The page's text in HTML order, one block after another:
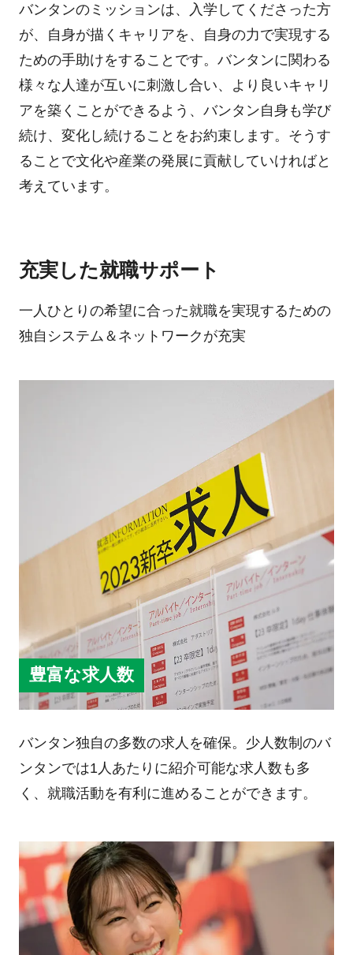
バンタンのミッションは、入学してくださった方
が、自身が描くキャリアを、自身の力で実現する
ための手助けをすることです。バンタンに関わる
様々な人達が互いに刺激し合い、より良いキャリ
アを築くことができるよう、バンタン自身も学び
続け、変化し続けることをお約束します。そうす
ることで文化や産業の発展に貢献していければと
考えています。
充実した就職サポート
一人ひとりの希望に合った就職を実現するための
独自システム＆ネットワークが充実
豊富な求人数
バンタン独自の多数の求人を確保。少人数制のバ
ンタンでは1人あたりに紹介可能な求人数も多
く、就職活動を有利に進めることができます。